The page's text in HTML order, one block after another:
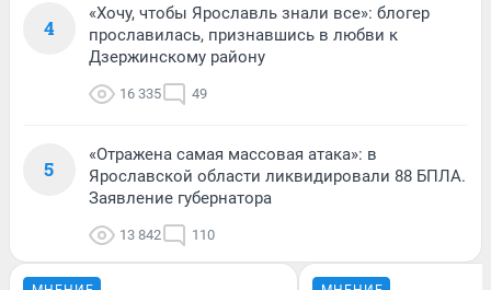
4
«Хочу, чтобы Ярославль знали все»: блогер
прославилась, признавшись в любви к
Дзержинскому району
16 335 49
5
«Отражена самая массовая атака»: в
Ярославской области ликвидировали 88 БПЛА.
Заявление губернатора
13 842 110